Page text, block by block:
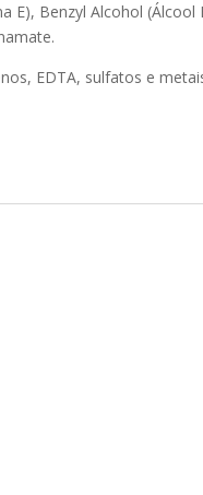
E), Benzyl Alcohol
EDTA, sulfatos e